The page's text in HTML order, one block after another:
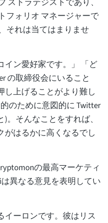
フォリオ マネージャーで
それは当てはまりませ
イン愛好家です。」 「ど
の取締役会にいること
し上げることがより難し
のために意図的に Twitter
。そんなことをすれば、
がはるかに高くなるでし
の最高マーケティ
異なる意見を表明してい
イーロンです。彼はリス